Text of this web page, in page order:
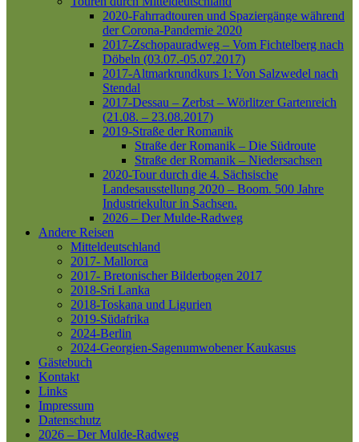
2020-Fahrradtouren und Spaziergänge während
der Corona-Pandemie 2020
2017-Zschopauradweg – Vom Fichtelberg nach
Döbeln (03.07.-05.07.2017)
2017-Altmarkrundkurs 1: Von Salzwedel nach
Stendal
2017-Dessau – Zerbst – Wörlitzer Gartenreich
(21.08. – 23.08.2017)
2019-Straße der Romanik
Straße der Romanik – Die Südroute
Straße der Romanik – Niedersachsen
2020-Tour durch die 4. Sächsische
Landesausstellung 2020 – Boom. 500 Jahre
Industriekultur in Sachsen.
2026 – Der Mulde-Radweg
Andere Reisen
Mitteldeutschland
2017- Mallorca
2017- Bretonischer Bilderbogen 2017
2018-Sri Lanka
2018-Toskana und Ligurien
2019-Südafrika
2024-Berlin
2024-Georgien-Sagenumwobener Kaukasus
Gästebuch
Kontakt
Links
Impressum
Datenschutz
2026 – Der Mulde-Radweg